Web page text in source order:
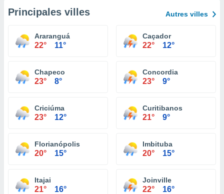
Principales villes Autres villes
Araranguá
22° 11°
Caçador
22° 12°
Chapeco
23° 8°
Concordia
23° 9°
Criciúma
23° 12°
Curitibanos
21° 9°
Florianópolis
20° 15°
Imbituba
20° 15°
Itajai
21° 16°
Joinville
22° 16°